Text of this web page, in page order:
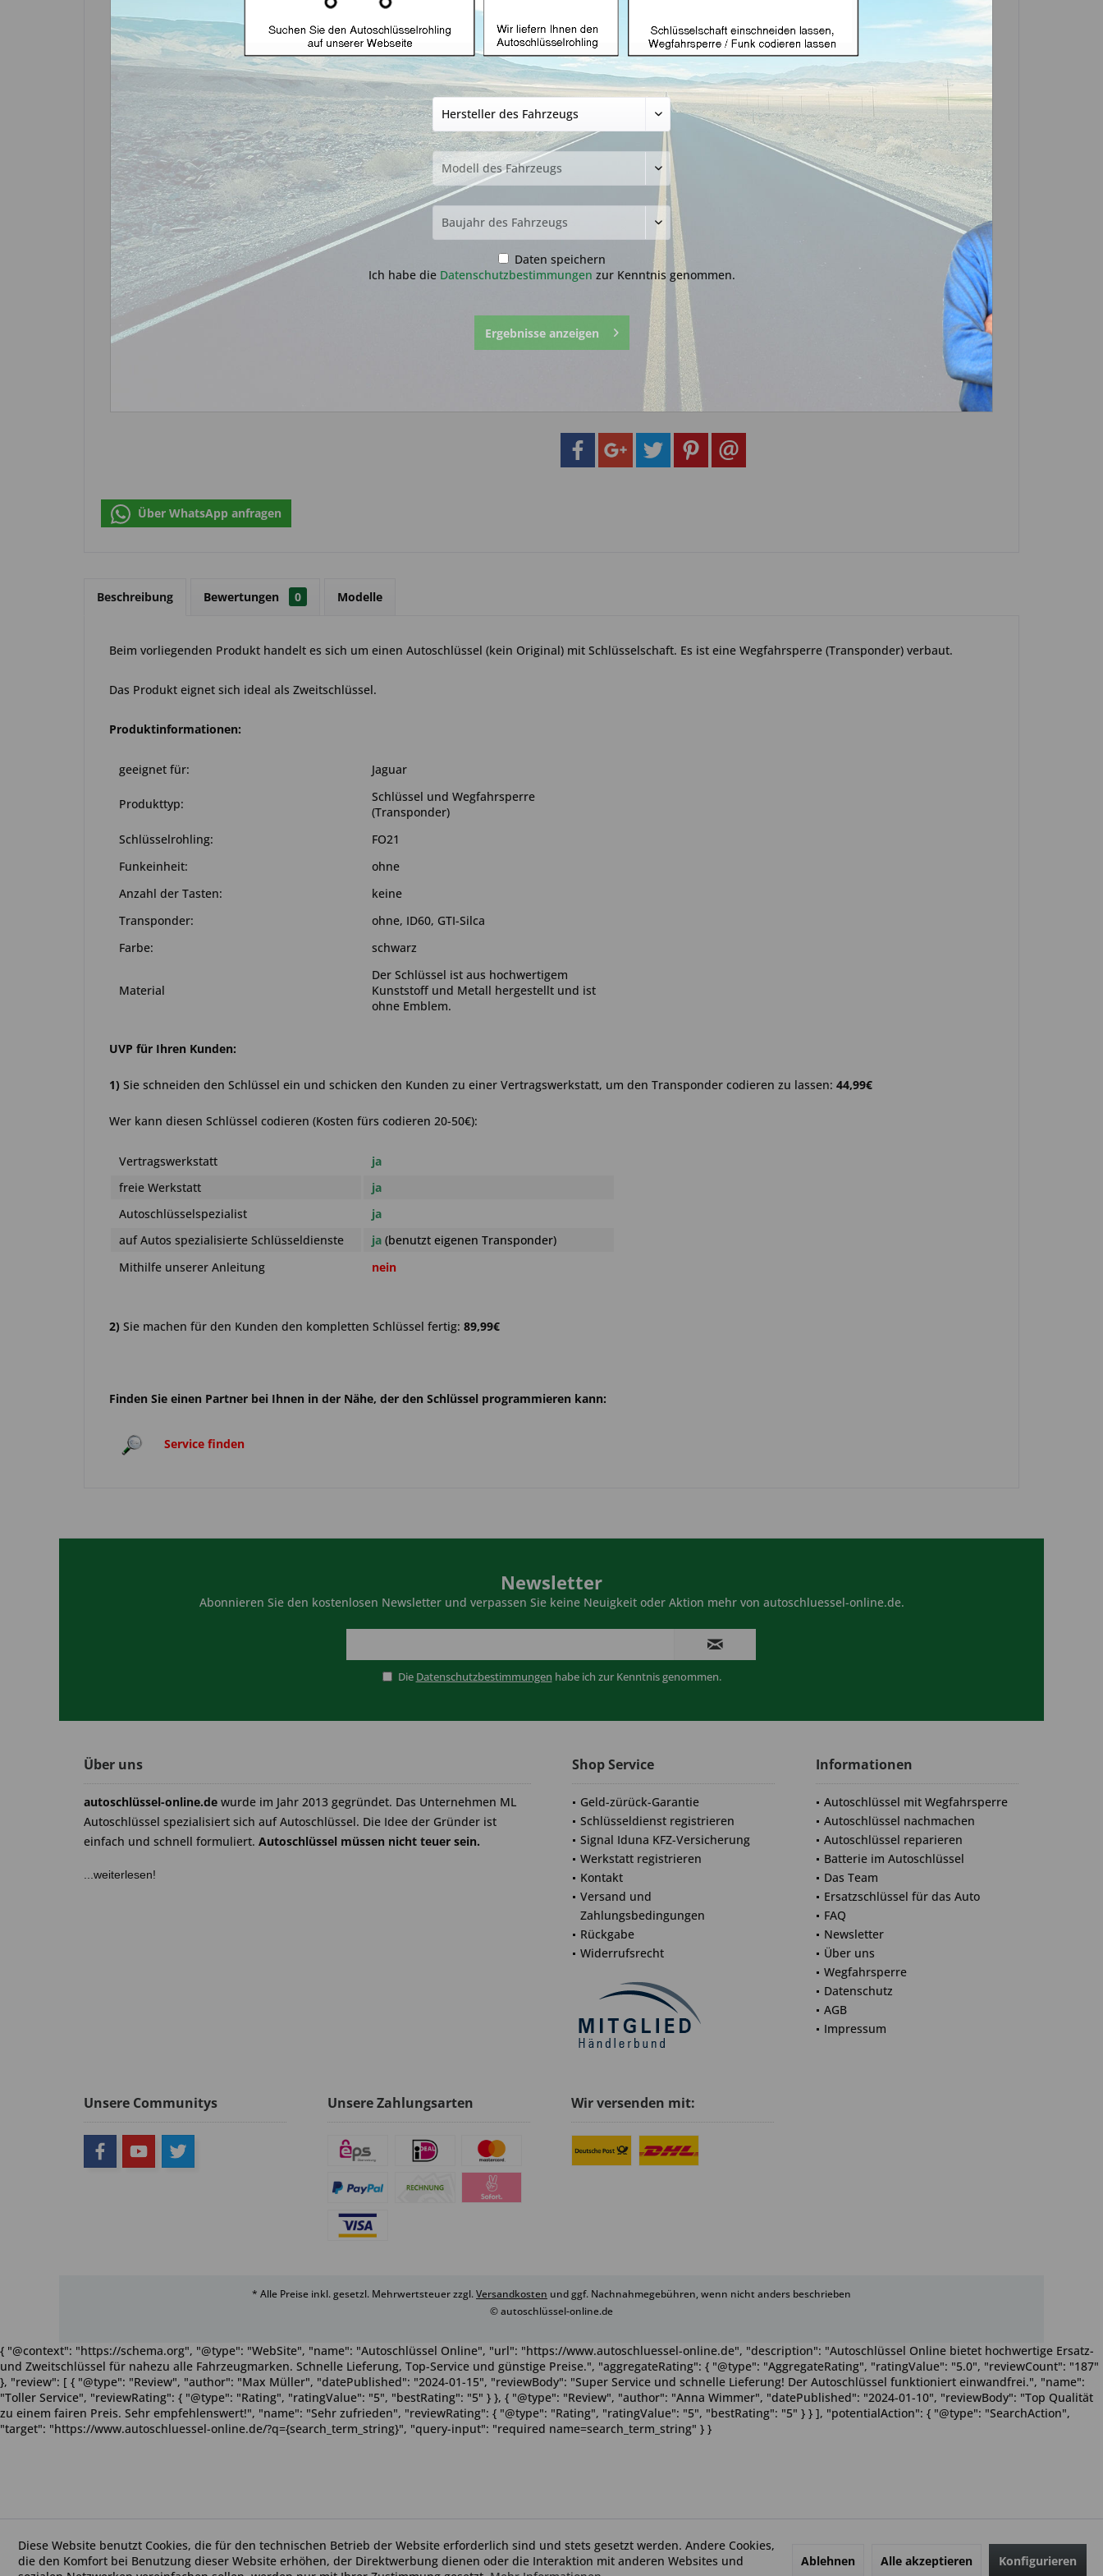
Jaguar mit FO21 (Aftermarket Produkt)
ab 4,99 € *
inkl. MwSt.zzgl. Versandkosten
Bitte wähle zuerst eine Variante
Fragen zum Artikel?
Über WhatsApp anfragen
Beschreibung Bewertungen 0 Modelle
Beim vorliegenden Produkt handelt es sich um einen Autoschlüssel (kein Original) mit Schlüsselschaft. Es ist eine Wegfahrsperre (Transponder) verbaut.
Das Produkt eignet sich ideal als Zweitschlüssel.
Produktinformationen:
geeignet für: Jaguar
Produkttyp:
Schlüssel und Wegfahrsperre
(Transponder)
Schlüsselrohling:
FO21
Funkeinheit:
ohne
Anzahl der Tasten:
keine
Transponder:
ohne, ID60, GTI-Silca
Farbe:
schwarz
Material
Der Schlüssel ist aus hochwertigem
Kunststoff und Metall hergestellt und ist
ohne Emblem.
UVP für Ihren Kunden:
1) Sie schneiden den Schlüssel ein und schicken den Kunden zu einer Vertragswerkstatt, um den Transponder codieren zu lassen: 44,99€
Wer kann diesen Schlüssel codieren (Kosten fürs codieren 20-50€):
Vertragswerkstatt
ja
freie Werkstatt
ja
Autoschlüsselspezialist
ja
auf Autos spezialisierte Schlüsseldienste
ja (benutzt eigenen Transponder)
Mithilfe unserer Anleitung
nein
2) Sie machen für den Kunden den kompletten Schlüssel fertig: 89,99€
Finden Sie einen Partner bei Ihnen in der Nähe, der den Schlüssel programmieren kann:
Service finden
Newsletter
Abonnieren Sie den kostenlosen Newsletter und verpassen Sie keine Neuigkeit oder Aktion mehr von autoschluessel-online.de.
Die Datenschutzbestimmungen habe ich zur Kenntnis genommen.
Über uns
autoschlüssel-online.de wurde im Jahr 2013 gegründet. Das Unternehmen ML
Autoschlüssel spezialisiert sich auf Autoschlüssel. Die Idee der Gründer ist
einfach und schnell formuliert. Autoschlüssel müssen nicht teuer sein.
...weiterlesen!
Shop Service
Geld-zürück-Garantie
Schlüsseldienst registrieren
Signal Iduna KFZ-Versicherung
Werkstatt registrieren
Kontakt
Versand und
Zahlungsbedingungen
Rückgabe
Widerrufsrecht
Informationen
Autoschlüssel mit Wegfahrsperre
Autoschlüssel nachmachen
Autoschlüssel reparieren
Batterie im Autoschlüssel
Das Team
Ersatzschlüssel für das Auto
FAQ
Newsletter
Über uns
Wegfahrsperre
Datenschutz
AGB
Impressum
Unsere Communitys Unsere Zahlungsarten Wir versenden mit:
* Alle Preise inkl. gesetzl. Mehrwertsteuer zzgl.Versandkosten und ggf. Nachnahmegebühren, wenn nicht anders beschrieben
© autoschlüssel-online.de
Diese Website benutzt Cookies, die für den technischen Betrieb der Website erforderlich sind und stets gesetzt werden. Andere Cookies,
die den Komfort bei Benutzung dieser Website erhöhen, der Direktwerbung dienen oder die Interaktion mit anderen Websites und
Ablehnen Alle akzeptieren Konfigurieren
{ "@context": "https://schema.org", "@type": "WebSite", "name": "Autoschlüssel Online", "url": "https://www.autoschluessel-online.de", "description": "Autoschlüssel Online bietet hochwertige Ersatz-
und Zweitschlüssel für nahezu alle Fahrzeugmarken. Schnelle Lieferung, Top-Service und günstige Preise.", "aggregateRating": { "@type": "AggregateRating", "ratingValue": "5.0", "reviewCount": "187"
}, "review": [ { "@type": "Review", "author": "Max Müller", "datePublished": "2024-01-15", "reviewBody": "Super Service und schnelle Lieferung! Der Autoschlüssel funktioniert einwandfrei.", "name":
"Toller Service", "reviewRating": { "@type": "Rating", "ratingValue": "5", "bestRating": "5" } }, { "@type": "Review", "author": "Anna Wimmer", "datePublished": "2024-01-10", "reviewBody": "Top Qualität
zu einem fairen Preis. Sehr empfehlenswert!", "name": "Sehr zufrieden", "reviewRating": { "@type": "Rating", "ratingValue": "5", "bestRating": "5" } } ], "potentialAction": { "@type": "SearchAction",
"target": "https://www.autoschluessel-online.de/?q={search_term_string}", "query-input": "required name=search_term_string" } }
Daten speichern
Ich habe die Datenschutzbestimmungen zur Kenntnis genommen.
Ergebnisse anzeigen